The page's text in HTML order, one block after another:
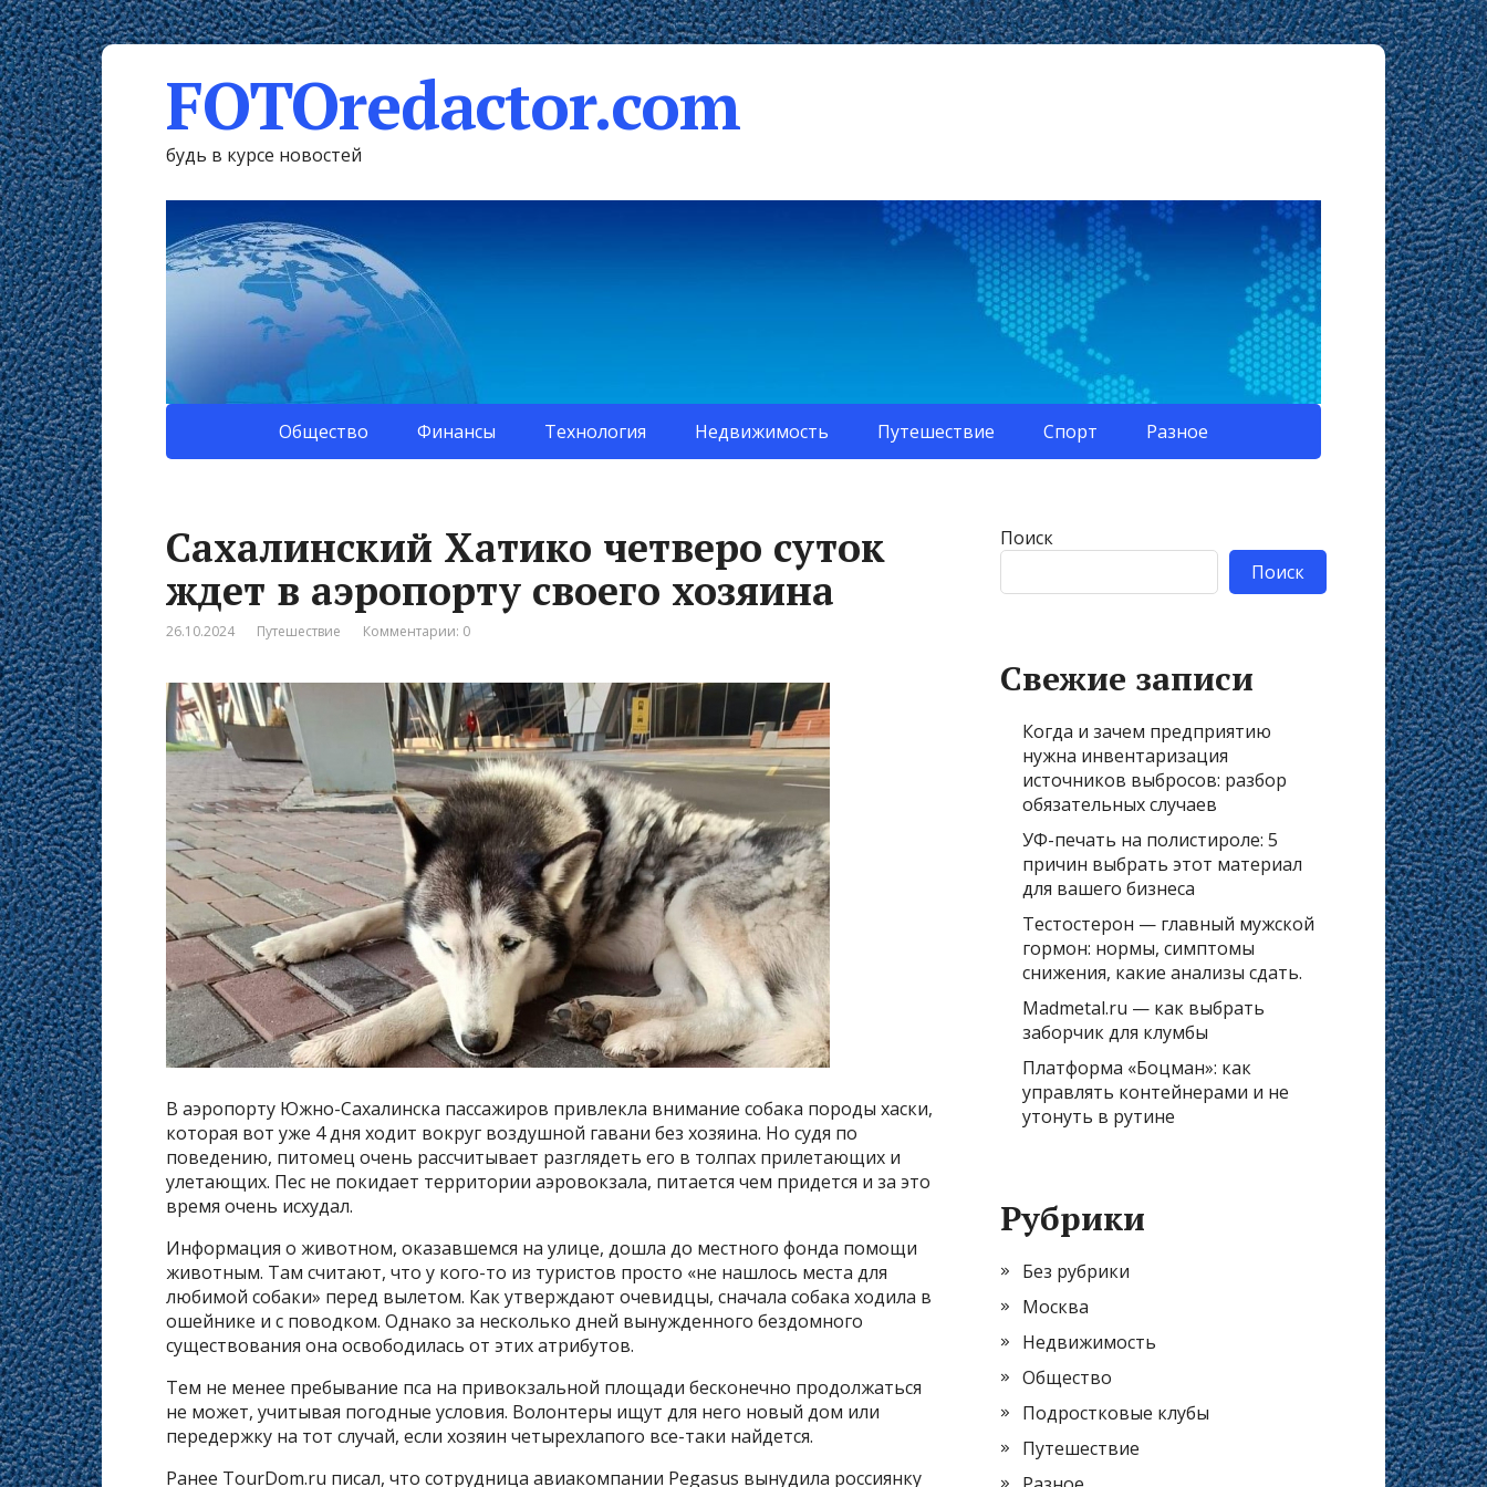
FOTOredactor.com
будь в курсе новостей
Общество Финансы Технология Недвижимость Путешествие Спорт Разное
Сахалинский Хатико четверо суток
ждет в аэропорту своего хозяина
26.10.2024 Путешествие Комментарии: 0
В аэропорту Южно-Сахалинска пассажиров привлекла внимание собака породы хаски,
которая вот уже 4 дня ходит вокруг воздушной гавани без хозяина. Но судя по
поведению, питомец очень рассчитывает разглядеть его в толпах прилетающих и
улетающих. Пес не покидает территории аэровокзала, питается чем придется и за это
время очень исхудал.
Информация о животном, оказавшемся на улице, дошла до местного фонда помощи
животным. Там считают, что у кого-то из туристов просто «не нашлось места для
любимой собаки» перед вылетом. Как утверждают очевидцы, сначала собака ходила в
ошейнике и с поводком. Однако за несколько дней вынужденного бездомного
существования она освободилась от этих атрибутов.
Тем не менее пребывание пса на привокзальной площади бесконечно продолжаться
не может, учитывая погодные условия. Волонтеры ищут для него новый дом или
передержку на тот случай, если хозяин четырехлапого все-таки найдется.
Ранее TourDom.ru писал, что сотрудница авиакомпании Pegasus вынудила россиянку
Поиск
Поиск
Свежие записи
Когда и зачем предприятию
нужна инвентаризация
источников выбросов: разбор
обязательных случаев
УФ-печать на полистироле: 5
причин выбрать этот материал
для вашего бизнеса
Тестостерон — главный мужской
гормон: нормы, симптомы
снижения, какие анализы сдать.
Madmetal.ru — как выбрать
заборчик для клумбы
Платформа «Боцман»: как
управлять контейнерами и не
утонуть в рутине
Рубрики
Без рубрики
Москва
Недвижимость
Общество
Подростковые клубы
Путешествие